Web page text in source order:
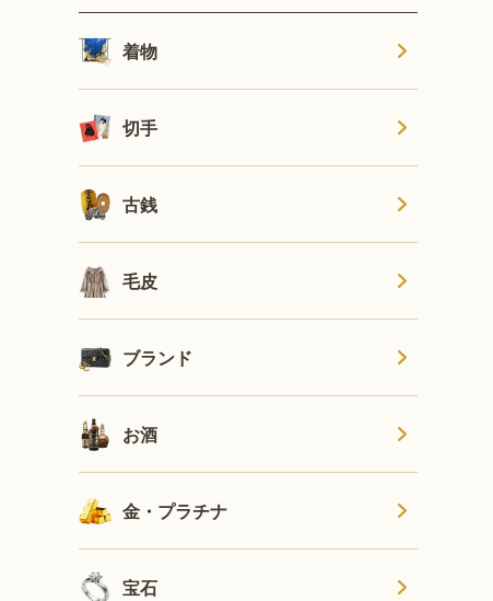
着物
切手
古銭
毛皮
ブランド
お酒
金・プラチナ
宝石